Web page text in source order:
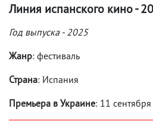
Линия испанского кино -
Год выпуска - 2025
Жанр: фестиваль
Страна: Испания
Премьера в Украине: 11 сентября